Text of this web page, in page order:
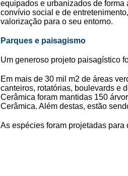
equipados e urbanizados de
convívio social e de
valorização para o seu entorno.
Parques e paisagismo
Um generoso projeto paisagístico
Em mais de 30 mil m2 de áreas
canteiros, rotatórias, boulevards e
Cerâmica foram mantidas 150
Cerâmica. Além destas, estão
As espécies foram projetadas para